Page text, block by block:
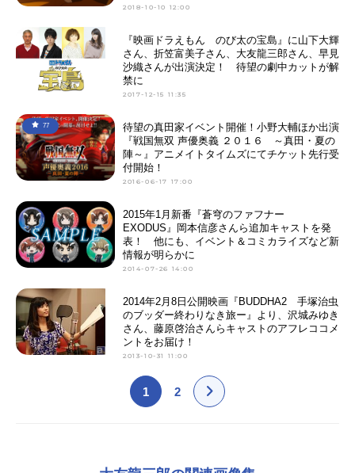
2018-10-10 12:00
『映画ドラえもん のび太の宝島』に山下大輝
さん、折笠富美子さん、大友龍三郎さん、早見
沙織さんが出演決定！ 待望の劇中カットが解
禁に
2017-12-15 11:35
77
待望の真田家イベント開催！小野大輔ほか出演
『戦国無双 声優奥義 ２０１６ ～真田・夏の
陣～』アニメイトタイムズにてチケット先行受
付開始！
2016-06-17 17:00
2015年1月新番『蒼穹のファフナー
EXODUS』岡本信彦さんら追加キャストを発
表！ 他にも、イベント＆コミカライズなど新
情報が明らかに
2014-07-26 14:00
2014年2月8日公開映画『BUDDHA2 手塚治虫
のブッダー終わりなき旅ー』より、沢城みゆき
さん、藤原啓治さんらキャストのアフレココメ
ントをお届け！
2013-10-31 11:00
1 2